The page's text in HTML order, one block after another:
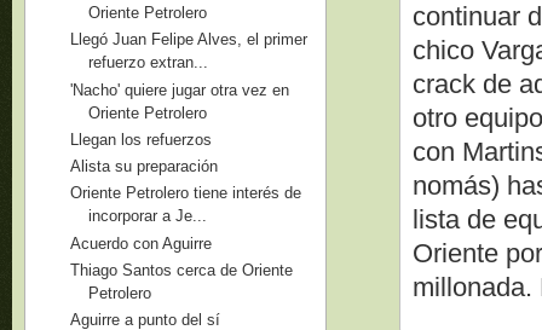
continuar
chico
crack de
otro
con
nomás)
lista de
Oriente
millonada.
Oriente Petrolero
Llegó Juan Felipe Alves, el primer
refuerzo extran...
'Nacho' quiere jugar otra vez en
Oriente Petrolero
Llegan los refuerzos
Alista su preparación
Oriente Petrolero tiene interés de
incorporar a Je...
Acuerdo con Aguirre
Thiago Santos cerca de Oriente
Petrolero
Aguirre a punto del sí